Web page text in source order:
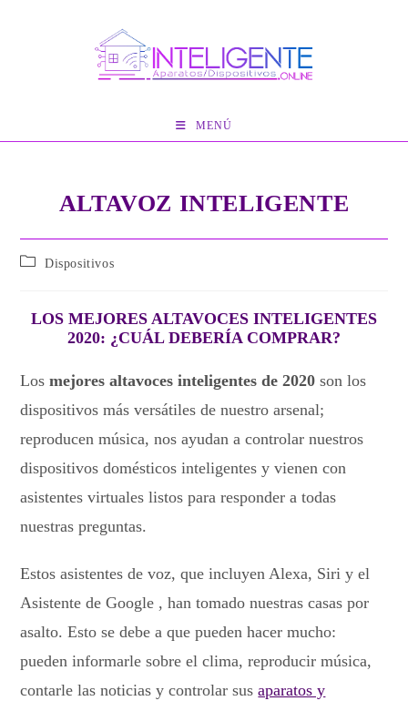
MENÚ
ALTAVOZ INTELIGENTE
Categoría
entrada:
Dispositivos
LOS MEJORES ALTAVOCES INTELIGENTES
2020: ¿CUÁL DEBERÍA COMPRAR?
Losmejores altavoces inteligentes de 2020 son los
dispositivos más versátiles de nuestro arsenal;
reproducen música, nos ayudan a controlar nuestros
dispositivos domésticos inteligentes y vienen con
asistentes virtuales listos para responder a todas
nuestras preguntas.
Estos asistentes de voz, que incluyen Alexa, Siri y el
Asistente de Google , han tomado nuestras casas por
asalto. Esto se debe a que pueden hacer mucho:
pueden informarle sobre el clima, reproducir música,
contarle las noticias y controlar susaparatos y